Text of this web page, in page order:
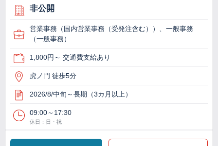
非公開
営業事務（国内営業事務（受発注含む））、一般事務
（一般事務）
1,800円～ 交通費支給あり
虎ノ門 徒歩5分
2026/8/中旬～長期（3カ月以上）
09:00～17:30
休日：日・祝